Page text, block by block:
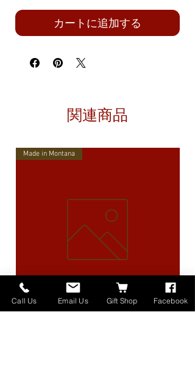
カートに追加する
関連商品
Made in Montana
Call Us Email Us Gift Shop Facebook